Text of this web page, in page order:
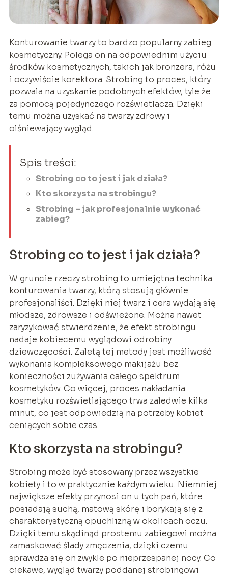
Konturowanie twarzy to bardzo popularny zabieg
kosmetyczny. Polega on na odpowiednim użyciu
środków kosmetycznych, takich jak bronzera, różu
i oczywiście korektora. Strobing to proces, który
pozwala na uzyskanie podobnych efektów, tyle że
za pomocą pojedynczego rozświetlacza. Dzięki
temu można uzyskać na twarzy zdrowy i
olśniewający wygląd.
Spis treści:
Strobing co to jest i jak działa?
Kto skorzysta na strobingu?
Strobing – jak profesjonalnie wykonać
zabieg?
Strobing co to jest i jak działa?
W gruncie rzeczy strobing to umiejętna technika
konturowania twarzy, którą stosują głównie
profesjonaliści. Dzięki niej twarz i cera wydają się
młodsze, zdrowsze i odświeżone. Można nawet
zaryzykować stwierdzenie, że efekt strobingu
nadaje kobiecemu wyglądowi odrobiny
dziewczęcości. Zaletą tej metody jest możliwość
wykonania kompleksowego makijażu bez
konieczności zużywania całego spektrum
kosmetyków. Co więcej, proces nakładania
kosmetyku rozświetlającego trwa zaledwie kilka
minut, co jest odpowiedzią na potrzeby kobiet
ceniących sobie czas.
Kto skorzysta na strobingu?
Strobing może być stosowany przez wszystkie
kobiety i to w praktycznie każdym wieku. Niemniej
największe efekty przynosi on u tych pań, które
posiadają suchą, matową skórę i borykają się z
charakterystyczną opuchlizną w okolicach oczu.
Dzięki temu skądinąd prostemu zabiegowi można
zamaskować ślady zmęczenia, dzięki czemu
sprawdza się on zwykle po nieprzespanej nocy. Co
ciekawe, wygląd twarzy poddanej strobingowi